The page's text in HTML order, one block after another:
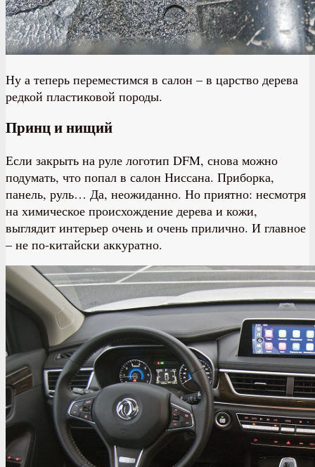
Ну а теперь переместимся в салон – в царство дерева
редкой пластиковой породы.
Принц и нищий
Если закрыть на руле логотип DFM, снова можно
подумать, что попал в салон Ниссана. Приборка,
панель, руль… Да, неожиданно. Но приятно: несмотря
на химическое происхождение дерева и кожи,
выглядит интерьер очень и очень прилично. И главное
– не по-китайски аккуратно.